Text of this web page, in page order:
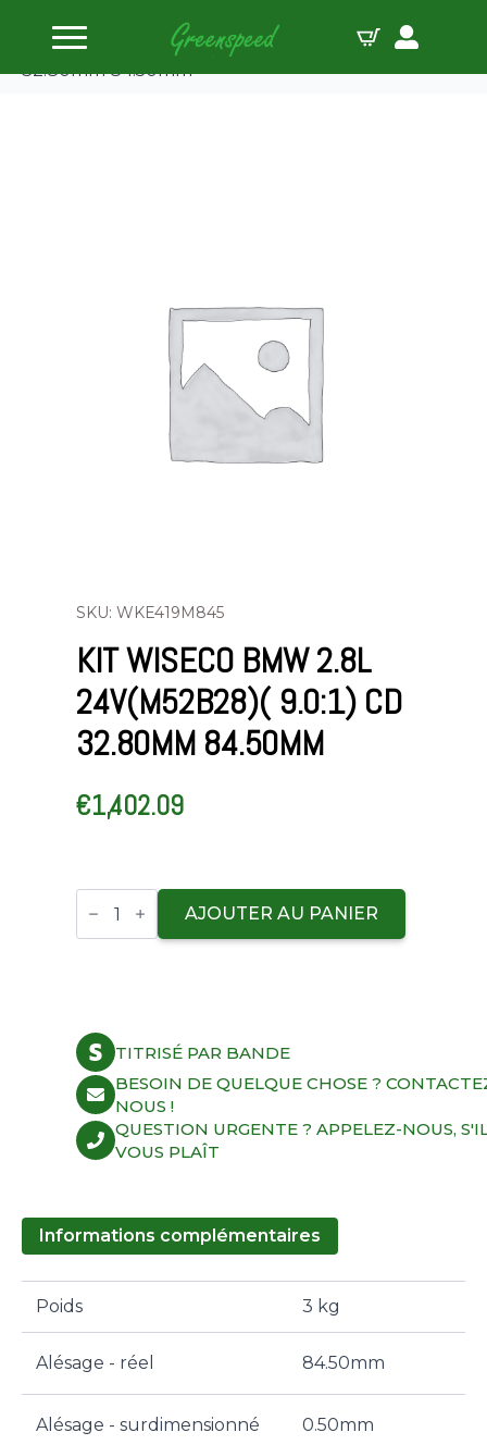
Accueil
Kit Wiseco BMW 2.8L 24V(M52B28)( 9.0:1) CD
32.80mm 84.50mm
SKU: WKE419M845
KIT WISECO BMW 2.8L
24V(M52B28)( 9.0:1) CD
32.80MM 84.50MM
€1,402.09
Wiseco
kit
32.80mm
84.50mm
quantity
AJOUTER AU PANIER
TITRISÉ PAR BANDE
BESOIN DE QUELQUE CHOSE ?
NOUS !
QUESTION URGENTE ? APPELEZ-NOUS,
VOUS PLAÎT
Informations complémentaires
Poids 3 kg
Alésage - réel 84.50mm
Alésage - surdimensionné 0.50mm